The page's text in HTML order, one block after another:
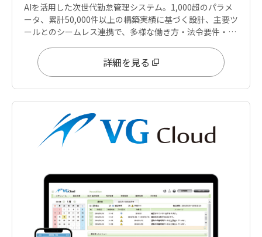
AIを活用した次世代勤怠管理システム。1,000超のパラメ
ータ、累計50,000件以上の構築実績に基づく設計、主要ツ
ールとのシームレス連携で、多様な働き方・法令要件・デ
詳細を見る